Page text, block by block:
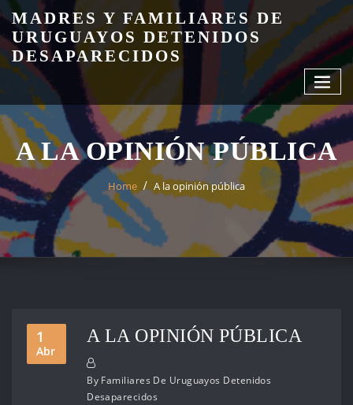
Skip
content
MADRES Y FAMILIARES DE
URUGUAYOS DETENIDOS
DESAPARECIDOS
A LA OPINIÓN PÚBLICA
Home A la opinión pública
1
Abr
A LA OPINIÓN PÚBLICA
By Familiares De Uruguayos Detenidos
Desaparecidos